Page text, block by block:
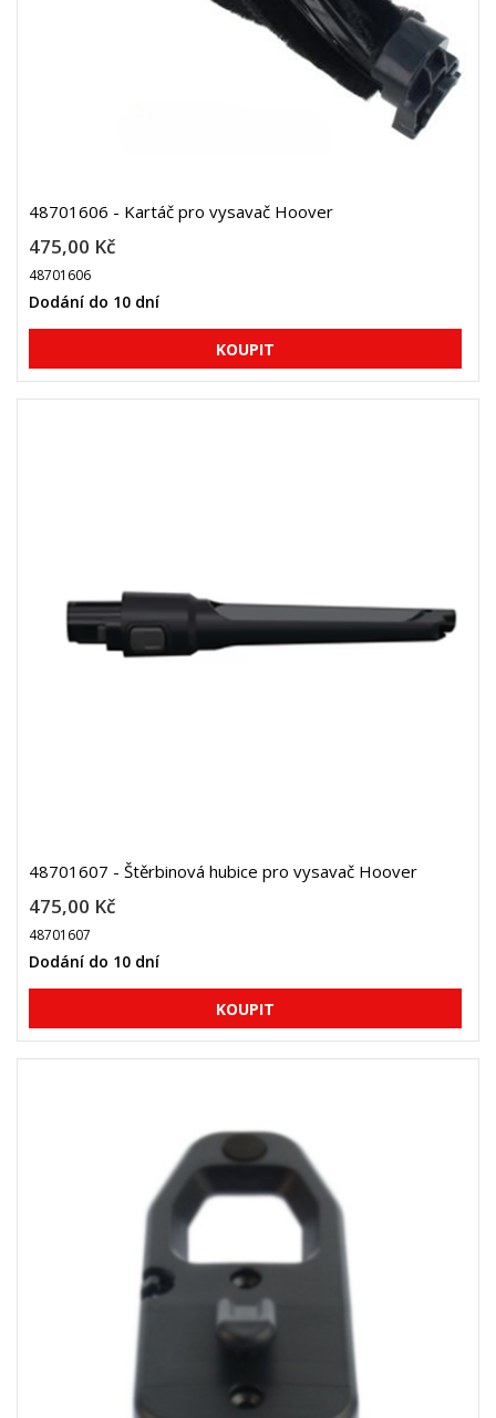
48701606 - Kartáč pro vysavač Hoover
475,00 Kč
48701606
Dodání do 10 dní
48701607 - Štěrbinová hubice pro vysavač Hoover
475,00 Kč
48701607
Dodání do 10 dní